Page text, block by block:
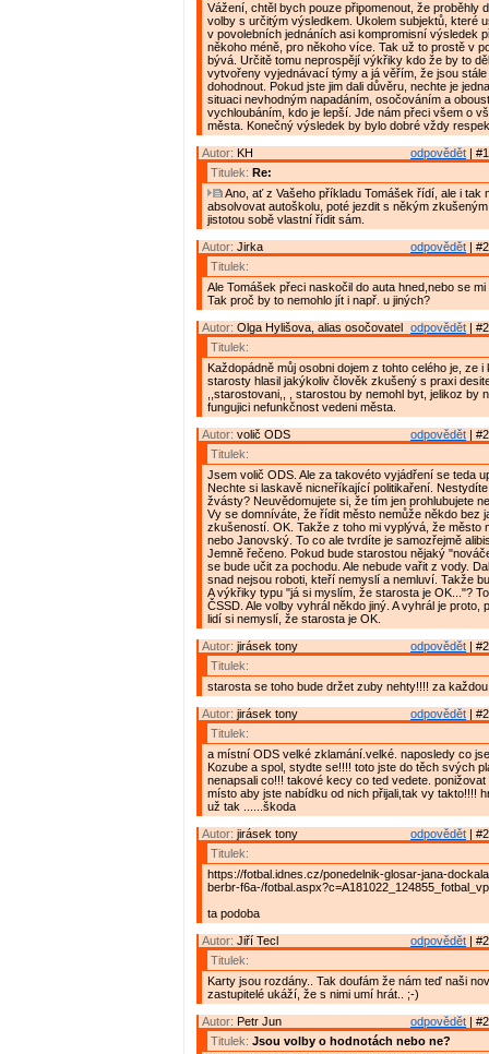
Vážení, chtěl bych pouze připomenout, že proběhly
volby s určitým výsledkem. Úkolem subjektů, které
v povolebních jednáních asi kompromisní výsledek
někoho méně, pro někoho více. Tak už to prostě v
bývá. Určitě tomu neprospějí výkřiky kdo že by to
vytvořeny vyjednávací týmy a já věřím, že jsou
dohodnout. Pokud jste jim dali důvěru, nechte je
situaci nevhodným napadáním, osočováním a
vychloubáním, kdo je lepší. Jde nám přeci všem o
města. Konečný výsledek by bylo dobré vždy
odpovědět |
Autor: KH
Titulek: Re:
Ano, ať z Vašeho příkladu Tomášek řídí, ale i tak
absolvovat autoškolu, poté jezdit s někým
jistotou sobě vlastní řídit sám.
odpovědět |
Autor: Jirka
Titulek:
Ale Tomášek přeci naskočil do auta hned,nebo se mi
Tak proč by to nemohlo jít i např. u jiných?
odpovědět |
Autor: Olga Hylišova, alias osočovatel
Titulek:
Každopádně můj osobni dojem z tohto celého je, ze
starosty hlasil jakýkoliv člověk zkušený s praxi
,,starostovani,, , starostou by nemohl byt, jelikoz by
fungujici nefunkčnost vedeni města.
odpovědět |
Autor: volič ODS
Titulek:
Jsem volič ODS. Ale za takovéto vyjádření se teda
Nechte si laskavě nicneříkající politikaření.
žvásty? Neuvědomujete si, že tím jen prohlubujete
Vy se domníváte, že řídit město nemůže někdo bez
zkušeností. OK. Takže z toho mi vyplývá, že město
nebo Janovský. To co ale tvrdíte je samozřejmě
Jemně řečeno. Pokud bude starostou nějaký
se bude učit za pochodu. Ale nebude vařit z vody.
snad nejsou roboti, kteří nemyslí a nemluví. Takže
A výkřiky typu "já si myslím, že starosta je OK..."?
ČSSD. Ale volby vyhrál někdo jiný. A vyhrál je proto,
lidí si nemyslí, že starosta je OK.
odpovědět |
Autor: jirásek tony
Titulek:
starosta se toho bude držet zuby nehty!!!! za
odpovědět |
Autor: jirásek tony
Titulek:
a místní ODS velké zklamání.velké. naposledy co
Kozube a spol, stydte se!!!! toto jste do těch svých
nenapsali co!!! takové kecy co ted vedete.
místo aby jste nabídku od nich přijali,tak vy takto!!!!
už tak ......škoda
odpovědět |
Autor: jirásek tony
Titulek:
https://fotbal.idnes.cz/ponedelnik-glosar-jana-
berbr-f6a-/
ta podoba
odpovědět |
Autor: Jiří Tecl
Titulek:
Karty jsou rozdány.. Tak doufám že nám teď naši
zastupitelé ukáží, že s nimi umí hrát.. ;-)
odpovědět |
Autor: Petr Jun
Titulek: Jsou volby o hodnotách nebo ne?